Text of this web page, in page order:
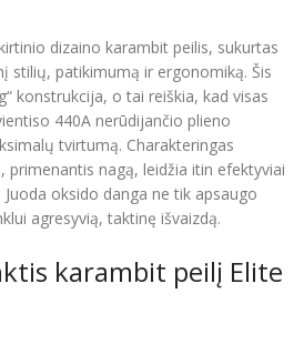
dizaino karambit peilis, sukurtas
stilių, patikimumą ir ergonomiką. Šis
konstrukcija, o tai reiškia, kad visas
440A nerūdijančio plieno
tvirtumą. Charakteringas
primenantis nagą, leidžia itin efektyviai
oksido danga ne tik apsaugo
agresyvią, taktinę išvaizdą.
karambit peilį Elite